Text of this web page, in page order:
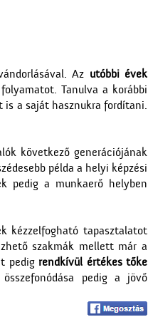
Az utóbbi évek
Tanulva a korábbi
is a saját hasznukra fordítani.
következő generációjának
példa a helyi képzési
pedig a munkaerő helyben
kézzelfogható tapasztalatot
szakmák mellett már a
pedig rendkívül értékes tőke
pedig a jövő